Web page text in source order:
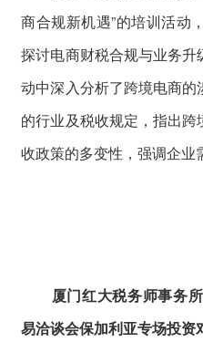
商合规新机遇”的培训活动
探讨电商财税合规与业务
动中深入分析了跨境电商
的行业及税收规定，指出
收政策的多变性，强调企业
厦门红大税务师事务
易洽谈会保加利亚专场投资